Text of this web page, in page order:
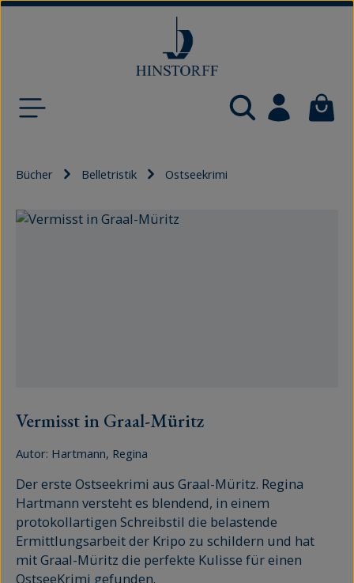
Bücher Belletristik Ostseekrimi
Bildergalerie überspringen
Vermisst in Graal-Müritz
Autor: Hartmann, Regina
Der erste Ostseekrimi aus Graal-Müritz. Regina
Hartmann versteht es blendend, in einem
protokollartigen Schreibstil die belastende
Ermittlungsarbeit der Kripo zu schildern und hat
mit Graal-Müritz die perfekte Kulisse für einen
OstseeKrimi gefunden.